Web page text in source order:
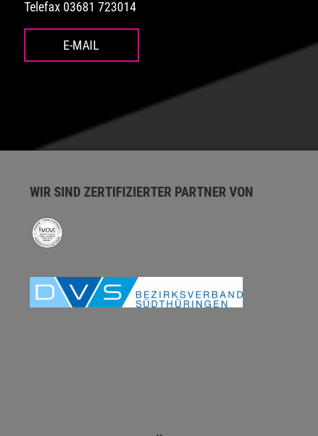
Telefax 03681 723014
E-MAIL
WIR SIND ZERTIFIZIERTER PARTNER VON